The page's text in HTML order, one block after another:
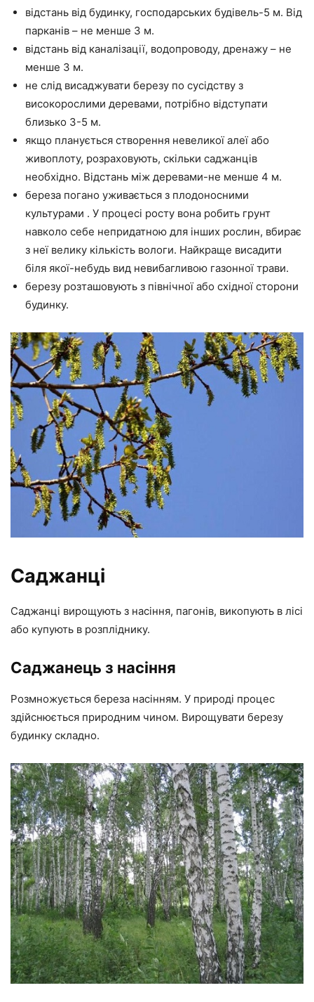
відстань від будинку, господарських будівель-5 м. Від
парканів – не менше 3 м.
відстань від каналізації, водопроводу, дренажу – не
менше 3 м.
не слід висаджувати березу по сусідству з
високорослими деревами, потрібно відступати
близько 3-5 м.
якщо планується створення невеликої алеї або
живоплоту, розраховують, скільки саджанців
необхідно. Відстань між деревами-не менше 4 м.
береза погано уживається з плодоносними
культурами . У процесі росту вона робить грунт
навколо себе непридатною для інших рослин, вбирає
з неї велику кількість вологи. Найкраще висадити
біля якої-небудь вид невибагливою газонної трави.
березу розташовують з північної або східної сторони
будинку.
Саджанці
Саджанці вирощують з насіння, пагонів, викопують в лісі
або купують в розпліднику.
Саджанець з насіння
Розмножується береза насінням. У природі процес
здійснюється природним чином. Вирощувати березу
будинку складно.